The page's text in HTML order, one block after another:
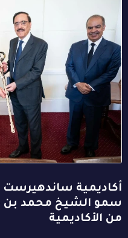
أكاديمية ساندهيرست
سمو الشيخ محمد بن
من الأكاديمية